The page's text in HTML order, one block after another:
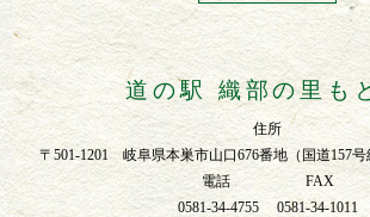
道の駅 織部の里も
住所
〒501-1201 岐阜県本巣市山口676番地（国道157号
電話 FAX
0581-34-4755 0581-34-1011